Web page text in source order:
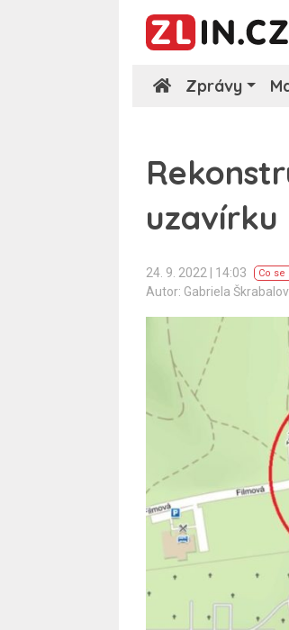
Zprávy
uzavírku
24. 9. 2022 | 14:03 Co se
Autor: Gabriela